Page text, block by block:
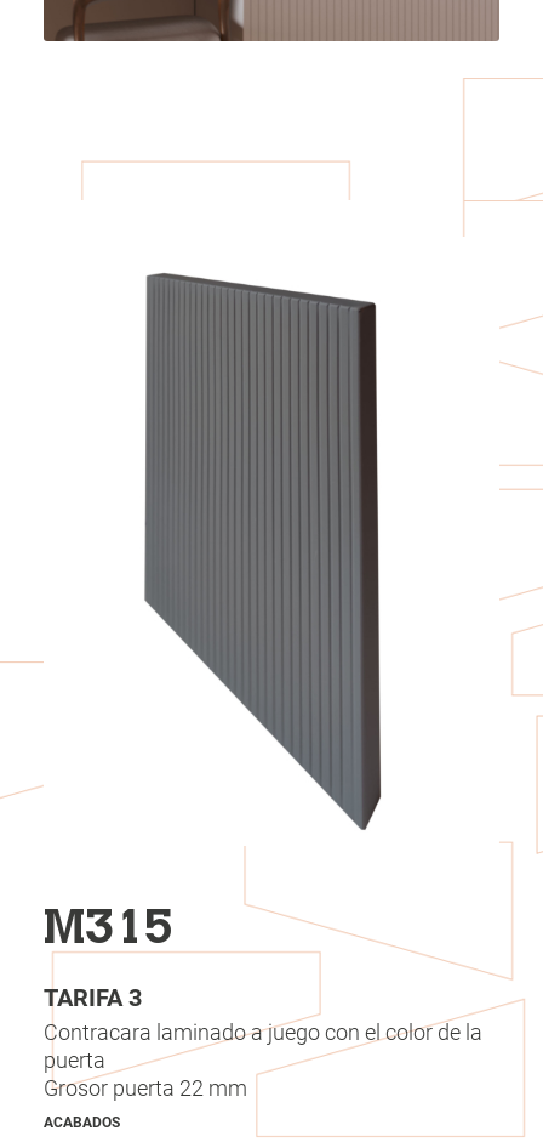
M315
TARIFA 3
Contracara laminado a juego con el color de la
puerta
Grosor puerta 22 mm
ACABADOS